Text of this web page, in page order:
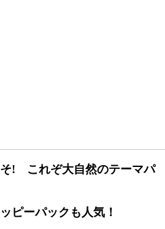
! これぞ大自然のテーマパ
ピーパックも人気！